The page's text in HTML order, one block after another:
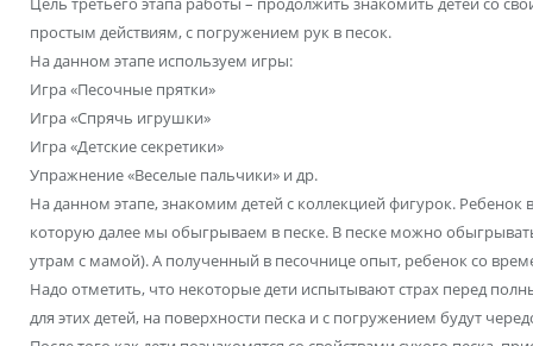
простым действиям, с погружением рук в песок.
На данном этапе используем игры:
Игра «Песочные прятки»
Игра «Спрячь игрушки»
Игра «Детские секретики»
Упражнение «Веселые пальчики» и др.
На данном этапе, знакомим детей с коллекцией фигурок.
которую далее мы обыгрываем в песке. В песке можно
утрам с мамой). А полученный в песочнице опыт, ребенок со
Надо отметить, что некоторые дети испытывают страх перед
для этих детей, на поверхности песка и с погружением будут